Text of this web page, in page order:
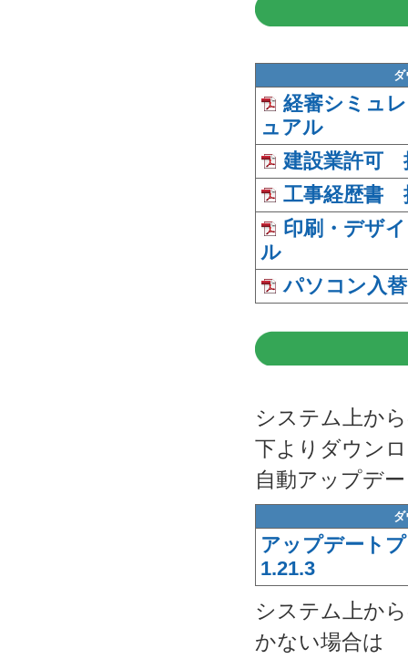
経審シミュ
ュアル
建設業許可
工事経歴書
印刷・デザ
ル
パソコン入
システム上か
下よりダウン
自動アップデ
アップデート
1.21.3
システム上か
かない場合は